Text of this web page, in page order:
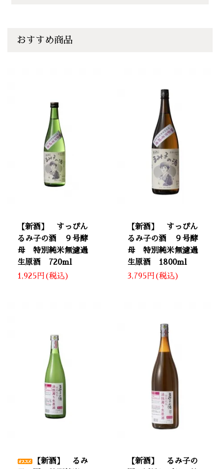
おすすめ商品
【新酒】 すっぴん
るみ子の酒 ９号酵
母 特別純米無濾過
生原酒 720ml
1,925円(税込)
【新酒】 すっぴん
るみ子の酒 ９号酵
母 特別純米無濾過
生原酒 1800ml
3,795円(税込)
【新酒】 るみ
【新酒】 るみ子の